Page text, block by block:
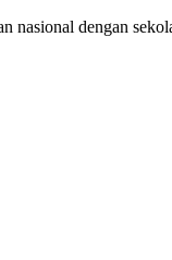
nasional dengan